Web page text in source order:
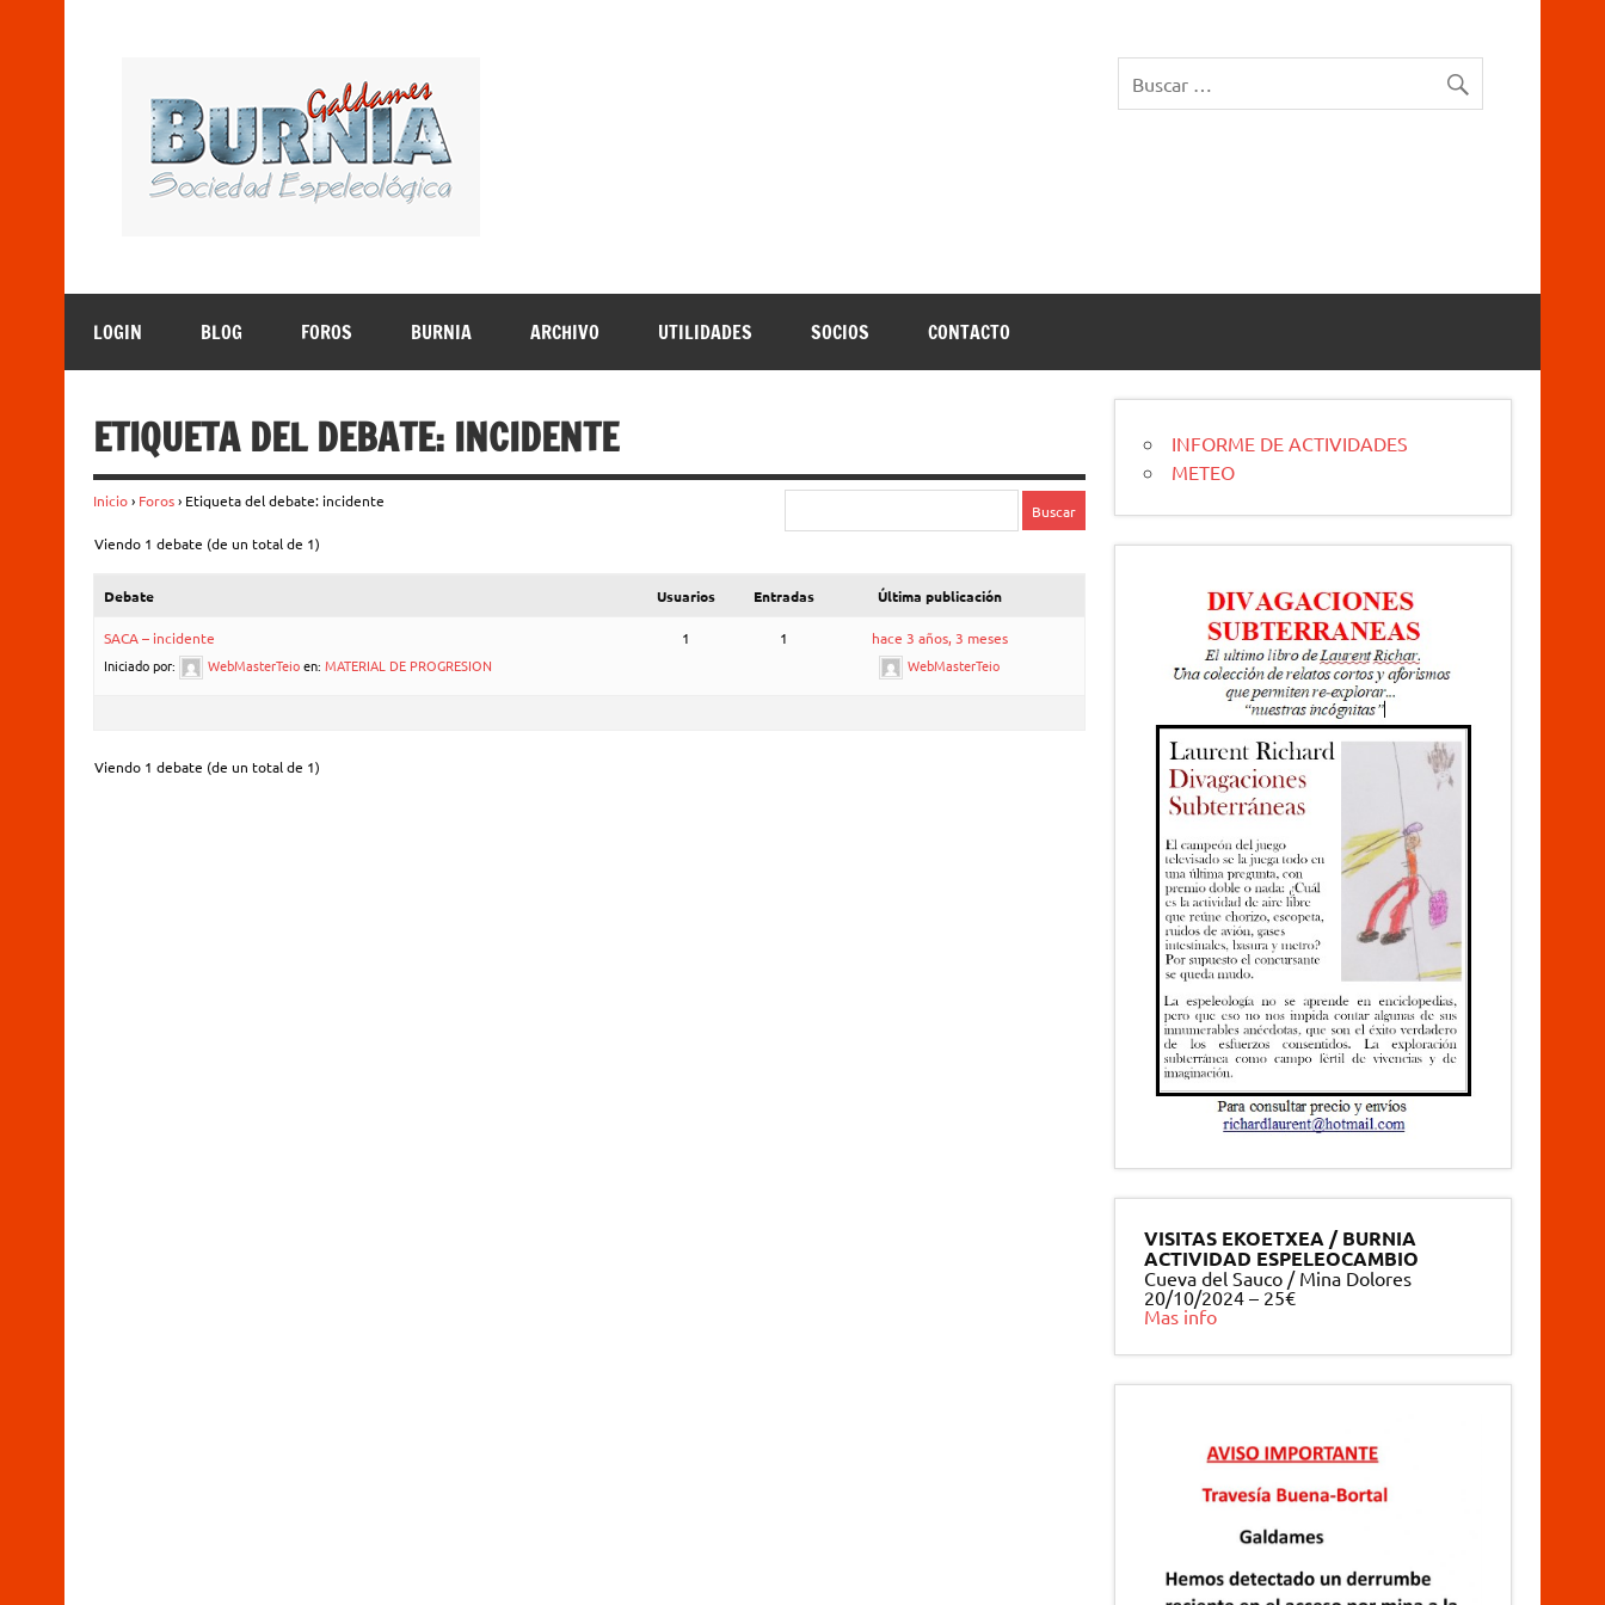
LOGIN BLOG FOROS BURNIA ARCHIVO UTILIDADES SOCIOS CONTACTO
ETIQUETA DEL DEBATE: INCIDENTE
Inicio › Foros › Etiqueta del debate: incidente
Viendo 1 debate (de un total de 1)
Debate Usuarios Entradas Última publicación
SACA – incidente
Iniciado por:
WebMasterTeio en: MATERIAL DE PROGRESION
1 1
hace 3 años, 3 meses
WebMasterTeio
Viendo 1 debate (de un total de 1)
INFORME DE ACTIVIDADES
METEO
VISITAS EKOETXEA / BURNIA
ACTIVIDAD ESPELEOCAMBIO
Cueva del Sauco / Mina Dolores
20/10/2024 – 25€
Mas info